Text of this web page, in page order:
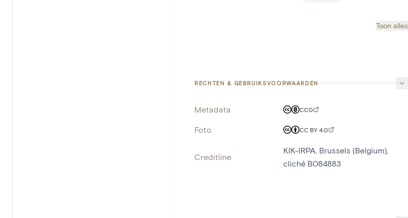
Toon alles
RECHTEN & GEBRUIKSVOORWAARDEN
Metadata CC0
Foto CC BY 4.0
Creditline
KIK-IRPA, Brussels (Belgium),
cliché B084883